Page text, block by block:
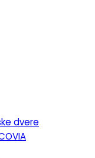
dvere